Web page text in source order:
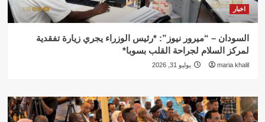
اخبار
السودان – “ميرور نيوز”: *رئيس الوزراء يجري زيارة تفقدية
لمركز السلام لجراحة القلب بسوبا*
maria khalil يوليو 31, 2026